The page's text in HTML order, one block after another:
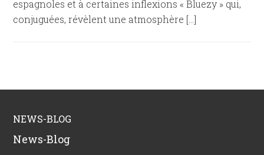
espagnoles et à certaines inflexions « Bluezy » qui,
conjuguées, révèlent une atmosphère […]
NEWS-BLOG
News-Blog